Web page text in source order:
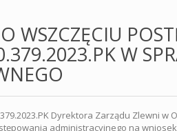
WSZCZĘCIU
W
Dyrektora Zarządu Zlewni
administracyjnego na